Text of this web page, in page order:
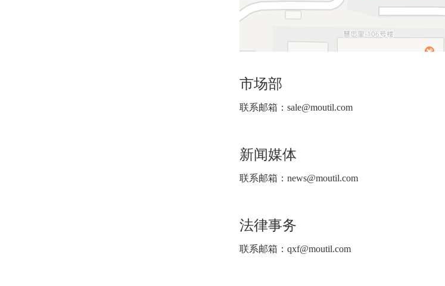
市场部
联系邮箱：sale@moutil.com
新闻媒体
联系邮箱：news@moutil.com
法律事务
联系邮箱：qxf@moutil.com